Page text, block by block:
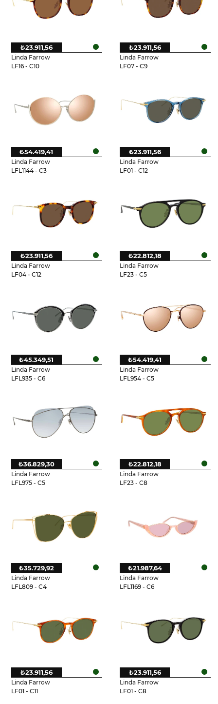
Linda Farrow
LF16 - C10
₺23.911,56
Linda Farrow
LF07 - C9
₺23.911,56
Linda Farrow
LFL1144 - C3
₺54.419,41
Linda Farrow
LF01 - C12
₺23.911,56
Linda Farrow
LF04 - C12
₺23.911,56
Linda Farrow
LF23 - C5
₺22.812,18
Linda Farrow
LFL935 - C6
₺45.349,51
Linda Farrow
LFL954 - C5
₺54.419,41
Linda Farrow
LFL975 - C5
₺36.829,30
Linda Farrow
LF23 - C8
₺22.812,18
Linda Farrow
LFL809 - C4
₺35.729,92
Linda Farrow
LFL1169 - C6
₺21.987,64
Linda Farrow
LF01 - C11
₺23.911,56
Linda Farrow
LF01 - C8
₺23.911,56